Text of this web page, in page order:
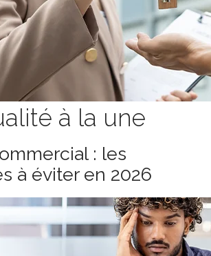
à la une
: les
à éviter en 2026